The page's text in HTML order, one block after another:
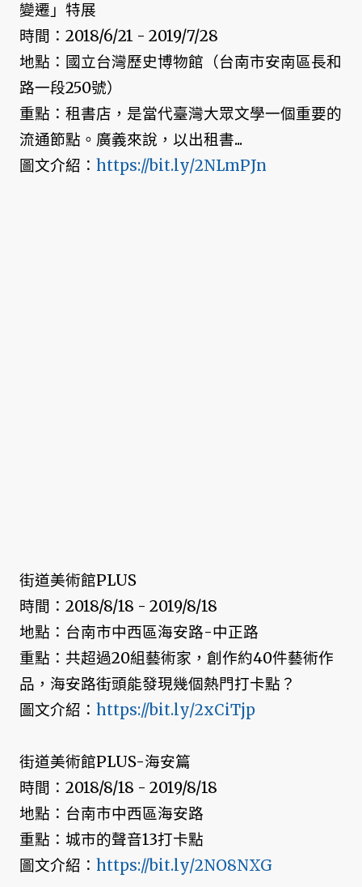
變遷」特展
時間：2018/6/21 - 2019/7/28
地點：國立台灣歷史博物館（台南市安南區長和
路一段250號）
重點：租書店，是當代臺灣大眾文學一個重要的
流通節點。廣義來說，以出租書...
圖文介紹： https://bit.ly/2NLmPJn
街道美術館PLUS
時間：2018/8/18 - 2019/8/18
地點：台南市中西區海安路-中正路
重點：共超過20組藝術家，創作約40件藝術作
品，海安路街頭能發現幾個熱門打卡點？
圖文介紹： https://bit.ly/2xCiTjp
街道美術館PLUS-海安篇
時間：2018/8/18 - 2019/8/18
地點：台南市中西區海安路
重點：城市的聲音13打卡點
圖文介紹： https://bit.ly/2NO8NXG